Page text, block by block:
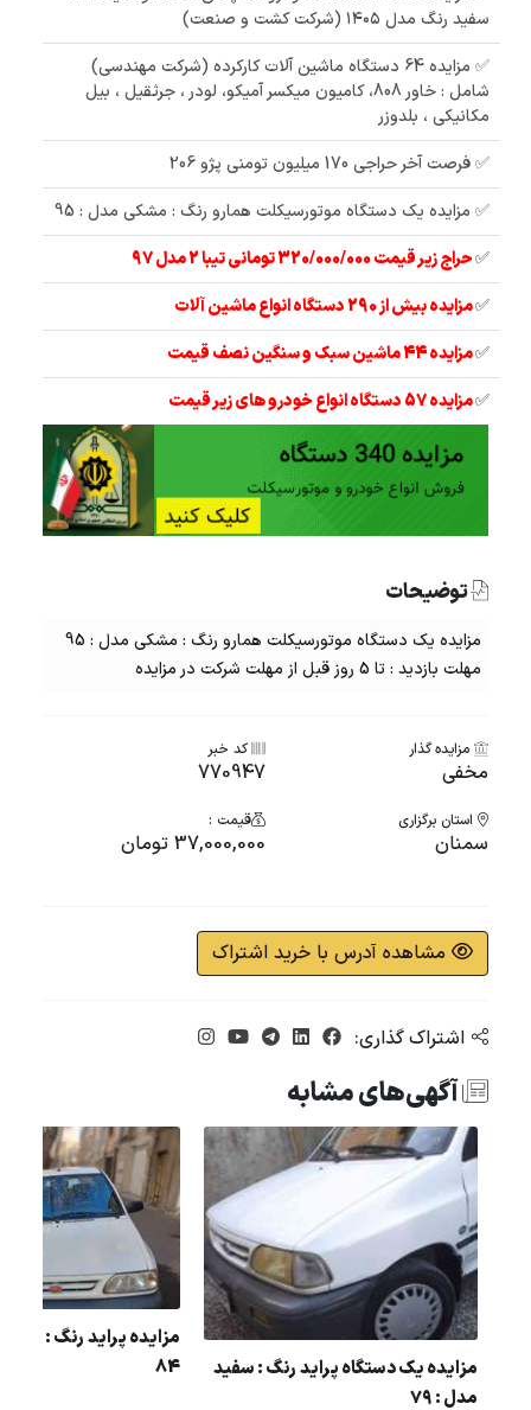
سفید رنگ مدل ۱۴۰۵ (شرکت کشت و صنعت)
✅ مزایده 64 دستگاه ماشین آلات کارکرده (شرکت مهندسی)
شامل : خاور 808، کامیون میکسر آمیکو، لودر ، جرثقیل ، بیل
مکانیکی ، بلدوزر
✅ فرصت آخر حراجی 170 میلیون تومنی پژو 206
✅ مزایده یک دستگاه موتورسیکلت همارو رنگ : مشکی مدل : 95
✅حراج زیر قیمت 320/000/000 تومانی تیبا 2 مدل 97
✅مزایده بیش از 290 دستگاه انواع ماشین آلات
✅مزایده 44 ماشین سبک و سنگین نصف قیمت
✅مزایده 57 دستگاه انواع خودرو های زیر قیمت
توضیحات
مزایده یک دستگاه موتورسیکلت همارو رنگ : مشکی مدل : 95
مهلت بازدید : تا 5 روز قبل از مهلت شرکت در مزایده
مزایده گذار
مخفی
کد خبر
770947
استان برگزاری
سمنان
قیمت :
37,000,000 تومان
مشاهده آدرس با خرید اشتراک
اشتراک گذاری:
آگهی‌های مشابه
مزایده پراید رنگ :
84
مزایده یک دستگاه پراید رنگ : سفید
مدل : 79